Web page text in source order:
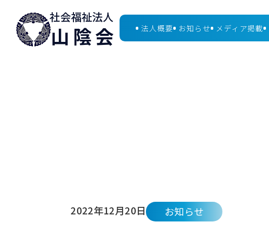
社会福祉法人
山陰会 法人概要 お知らせ メディア掲載
2022年12月20日 お知らせ